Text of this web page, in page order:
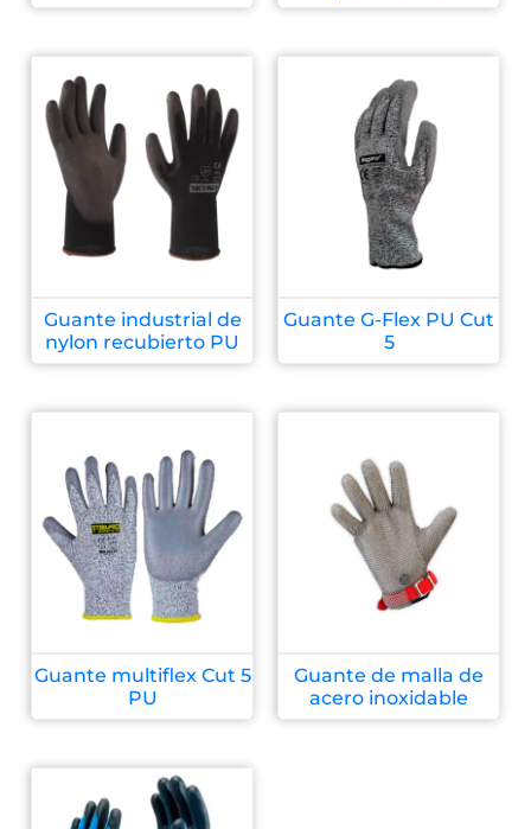
Guante industrial de
nylon recubierto PU
Guante G-Flex PU Cut
5
Guante multiflex Cut 5
PU
Guante de malla de
acero inoxidable